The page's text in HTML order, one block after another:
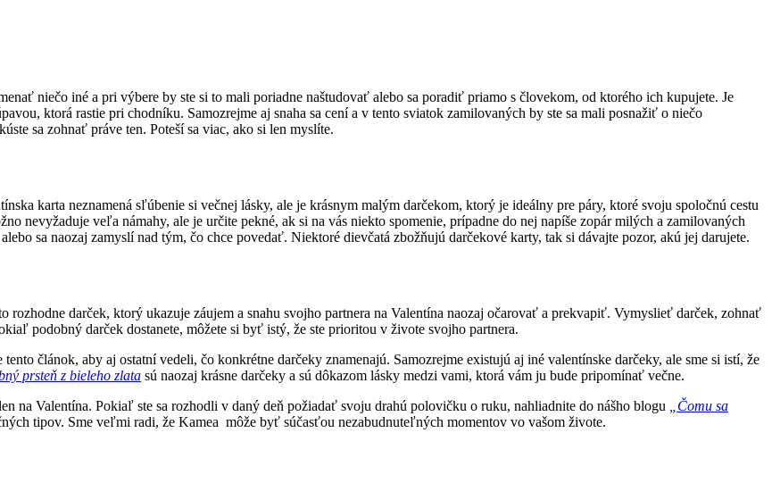
niečo iné a pri výbere by ste si to mali poriadne naštudovať alebo sa poradiť priamo s človekom, od ktorého ich kupujete. Je
ktorá rastie pri chodníku. Samozrejme aj snaha sa cení a v tento sviatok zamilovaných by ste sa mali posnažiť o niečo
sa zohnať práve ten. Poteší sa viac, ako si len myslíte.
karta neznamená sľúbenie si večnej lásky, ale je krásnym malým darčekom, ktorý je ideálny pre páry, ktoré svoju spoločnú cestu
nevyžaduje veľa námahy, ale je určite pekné, ak si na vás niekto spomenie, prípadne do nej napíše zopár milých a zamilovaných
sa naozaj zamyslí nad tým, čo chce povedať. Niektoré dievčatá zbožňujú darčekové karty, tak si dávajte pozor, akú jej darujete.
darček, ktorý ukazuje záujem a snahu svojho partnera na Valentína naozaj očarovať a prekvapiť. Vymyslieť darček, zohnať
podobný darček dostanete, môžete si byť istý, že ste prioritou v živote svojho partnera.
článok, aby aj ostatní vedeli, čo konkrétne darčeky znamenajú. Samozrejme existujú aj iné valentínske darčeky, ale sme si istí, že
prsteň z bieleho zlata sú naozaj krásne darčeky a sú dôkazom lásky medzi vami, ktorá vám ju bude pripomínať večne.
na Valentína. Pokiaľ ste sa rozhodli v daný deň požiadať svoju drahú polovičku o ruku, nahliadnite do nášho blogu
„Čomu sa
tipov. Sme veľmi radi, že Kamea môže byť súčasťou nezabudnuteľných momentov vo vašom živote.